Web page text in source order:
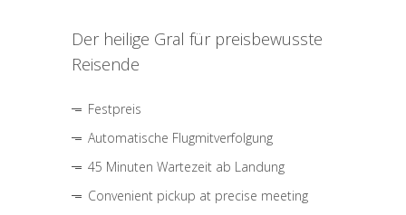
Der heilige Gral für preisbewusste
Reisende
Festpreis
Automatische Flugmitverfolgung
45 Minuten Wartezeit ab Landung
Convenient pickup at precise meeting